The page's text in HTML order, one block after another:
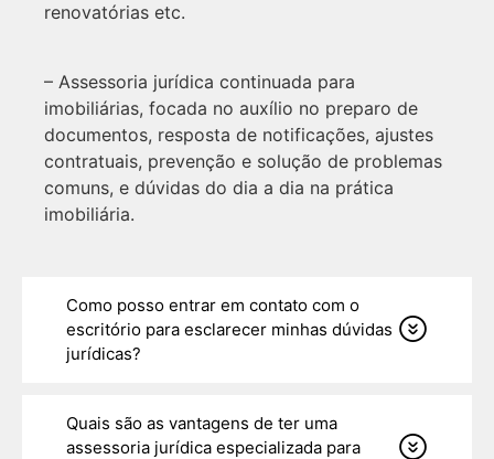
renovatórias etc.
– Assessoria jurídica continuada para
imobiliárias, focada no auxílio no preparo de
documentos, resposta de notificações, ajustes
contratuais, prevenção e solução de problemas
comuns, e dúvidas do dia a dia na prática
imobiliária.
Como posso entrar em contato com o
escritório para esclarecer minhas dúvidas
jurídicas?
Quais são as vantagens de ter uma
assessoria jurídica especializada para